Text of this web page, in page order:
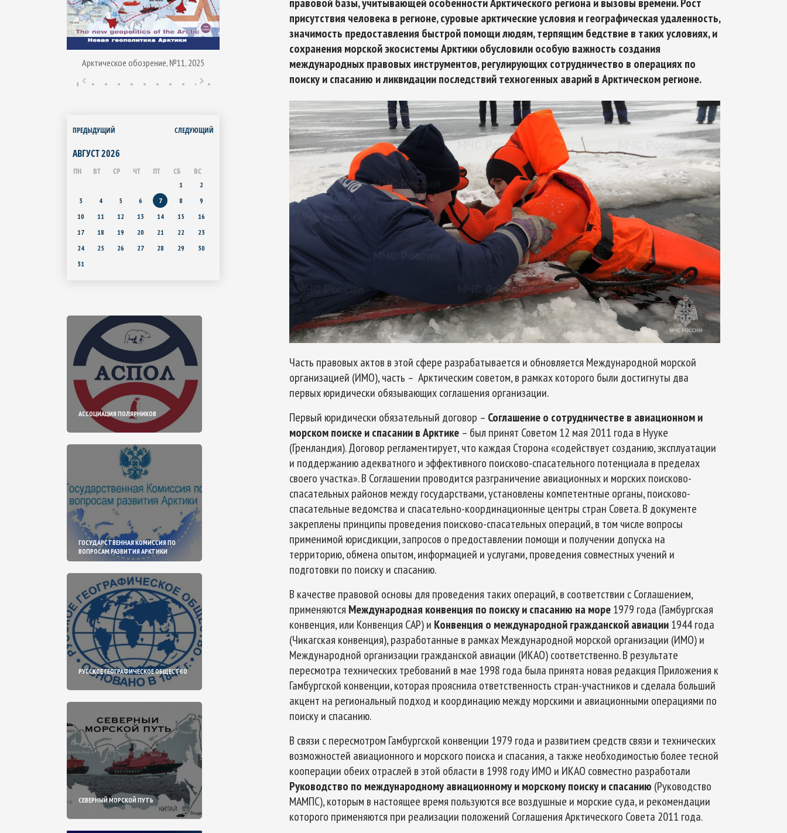
Арктическое обозрение, №11, 2025 Арктическое обозрение, №10, 2024 Арктическое обозрение, №9, 2023 Арктическое обозрение, №8, 2022
ПРЕДЫДУЩИЙ СЛЕДУЮЩИЙ
АВГУСТ2026
ПН ВТ СР ЧТ ПТ СБ ВС
1
2
3
4 5 6 7 8
9
10
11 12 13 14 15
16
17
18 19 20 21 22
23
24
25 26 27 28 29
30
31
АССОЦИАЦИЯ ПОЛЯРНИКОВ
ГОСУДАРСТВЕННАЯ КОМИССИЯ ПО
ВОПРОСАМ РАЗВИТИЯ АРКТИКИ
РУССКОЕ ГЕОГРАФИЧЕСКОЕ ОБЩЕСТВО
СЕВЕРНЫЙ МОРСКОЙ ПУТЬ
присутствия человека в регионе, суровые арктические условия и географическая удаленность,
значимость предоставления быстрой помощи людям, терпящим бедствие в таких условиях, и
сохранения морской экосистемы Арктики обусловили особую важность создания
международных правовых инструментов, регулирующих сотрудничество в операциях по
поиску и спасанию и ликвидации последствий техногенных аварий в Арктическом регионе.
Часть правовых актов в этой сфере разрабатывается и обновляется Международной морской
организацией (ИМО), часть – Арктическим советом, в рамках которого были достигнуты два
первых юридически обязывающих соглашения организации.
Первый юридически обязательный договор – Соглашение о сотрудничестве в авиационном и
морском поиске и спасании в Арктике – был принят Советом 12 мая 2011 года в Нууке
(Гренландия). Договор регламентирует, что каждая Сторона «содействует созданию, эксплуатации
и поддержанию адекватного и эффективного поисково-спасательного потенциала в пределах
своего участка». В Соглашении проводится разграничение авиационных и морских поисково-
спасательных районов между государствами, установлены компетентные органы, поисково-
спасательные ведомства и спасательно-координационные центры стран Совета. В документе
закреплены принципы проведения поисково-спасательных операций, в том числе вопросы
применимой юрисдикции, запросов о предоставлении помощи и получении допуска на
территорию, обмена опытом, информацией и услугами, проведения совместных учений и
подготовки по поиску и спасанию.
В качестве правовой основы для проведения таких операций, в соответствии с Соглашением,
применяются Международная конвенция по поиску и спасанию на море1979 года (Гамбургская
конвенция, или Конвенция САР) и Конвенция о международной гражданской авиации1944 года
(Чикагская конвенция), разработанные в рамках Международной морской организации (ИМО) и
Международной организации гражданской авиации (ИКАО) соответственно. В результате
пересмотра технических требований в мае 1998 года была принята новая редакция Приложения к
Гамбургской конвенции, которая прояснила ответственность стран-участников и сделала больший
акцент на региональный подход и координацию между морскими и авиационными операциями по
поиску и спасанию.
В связи с пересмотром Гамбургской конвенции 1979 года и развитием средств связи и технических
возможностей авиационного и морского поиска и спасания, а также необходимостью более тесной
кооперации обеих отраслей в этой области в 1998 году ИМО и ИКАО совместно разработали
Руководство по международному авиационному и морскому поиску и спасанию (Руководство
МАМПС), которым в настоящее время пользуются все воздушные и морские суда, и рекомендации
которого применяются при реализации положений Соглашения Арктического Совета 2011 года.